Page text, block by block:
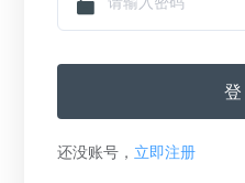
还没账号， 立即注册